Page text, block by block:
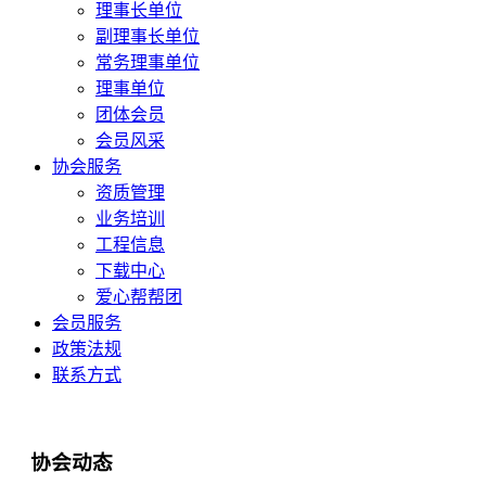
理事长单位
副理事长单位
常务理事单位
理事单位
团体会员
会员风采
协会服务
资质管理
业务培训
工程信息
下载中心
爱心帮帮团
会员服务
政策法规
联系方式
协会动态